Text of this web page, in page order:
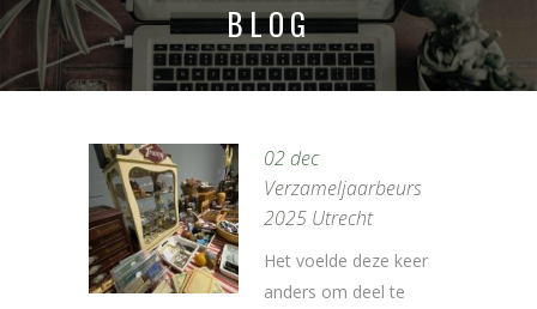
BLOG
02 dec
Verzameljaarbeurs
2025 Utrecht
Het voelde deze keer
anders om deel te